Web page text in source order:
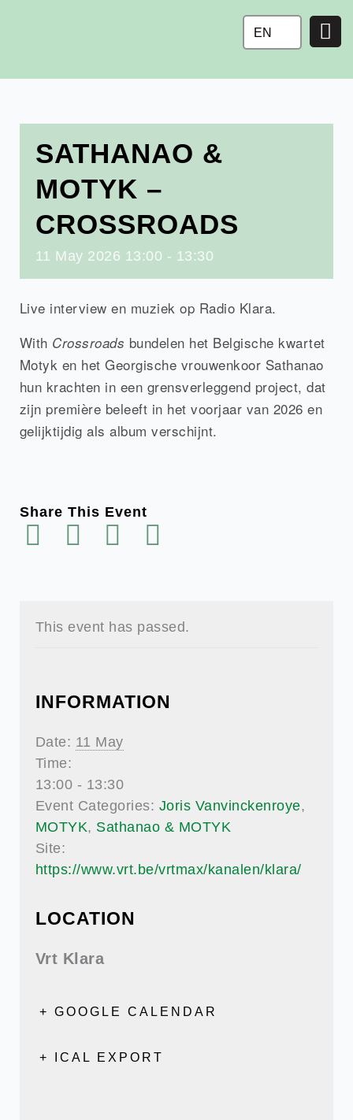
EN
SATHANAO &
MOTYK –
CROSSROADS
11 May 2026 13:00 - 13:30
Live interview en muziek op Radio Klara.
With Crossroads bundelen het Belgische kwartet
Motyk en het Georgische vrouwenkoor Sathanao
hun krachten in een grensverleggend project, dat
zijn première beleeft in het voorjaar van 2026 en
gelijktijdig als album verschijnt.
Share This Event
This event has passed.
INFORMATION
Date: 11 May
Time:
13:00 - 13:30
Event Categories: Joris Vanvinckenroye,
MOTYK, Sathanao & MOTYK
Site:
https://www.vrt.be/vrtmax/kanalen/klara/
LOCATION
Vrt Klara
+ GOOGLE CALENDAR
+ ICAL EXPORT